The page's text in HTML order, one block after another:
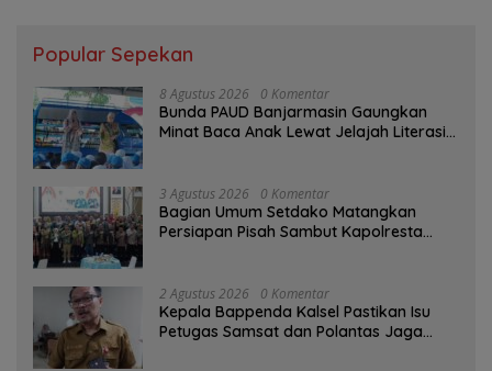
Popular Sepekan
8 Agustus 2026 0 Komentar
Bunda PAUD Banjarmasin Gaungkan
Minat Baca Anak Lewat Jelajah Literasi
3 Agustus 2026 0 Komentar
Bagian Umum Setdako Matangkan
Persiapan Pisah Sambut Kapolresta
2 Agustus 2026 0 Komentar
Kepala Bappenda Kalsel Pastikan Isu
Petugas Samsat dan Polantas Jaga